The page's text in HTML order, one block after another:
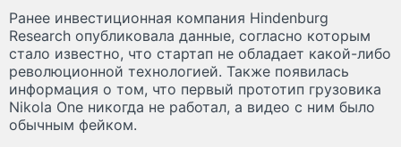
Ранее инвестиционная компания Hindenburg
Research опубликовала данные, согласно которым
стало известно, что стартап не обладает какой-либо
революционной технологией. Также появилась
информация о том, что первый прототип грузовика
Nikola One никогда не работал, а видео с ним было
обычным фейком.